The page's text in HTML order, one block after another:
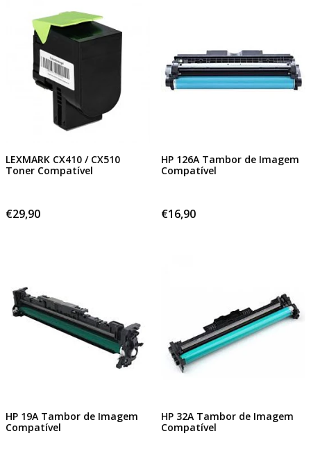
LEXMARK CX410 / CX510
Toner Compatível
€29,90
HP 126A Tambor de Imagem
Compatível
€16,90
HP 19A Tambor de Imagem
Compatível
HP 32A Tambor de Imagem
Compatível